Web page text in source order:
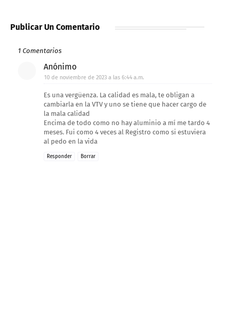
Publicar Un Comentario
1 Comentarios
Anónimo
10 de noviembre de 2023 a las 6:44 a.m.
Es una vergüenza. La calidad es mala, te obligan a
cambiarla en la VTV y uno se tiene que hacer cargo de
la mala calidad
Encima de todo como no hay aluminio a mí me tardo 4
meses. Fui como 4 veces al Registro como si estuviera
al pedo en la vida
Responder Borrar